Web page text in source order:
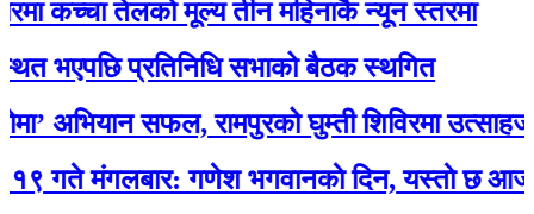
कच्चा तेलको मूल्य तीन महिनाकै न्यून स्तरमा
प्रतिनिधि सभाको बैठक स्थगित
सफल, रामपुरको घुम्ती शिविरमा उत्साहजनक
गणेश भगवानकाे दिन, यस्ताे छ आजको